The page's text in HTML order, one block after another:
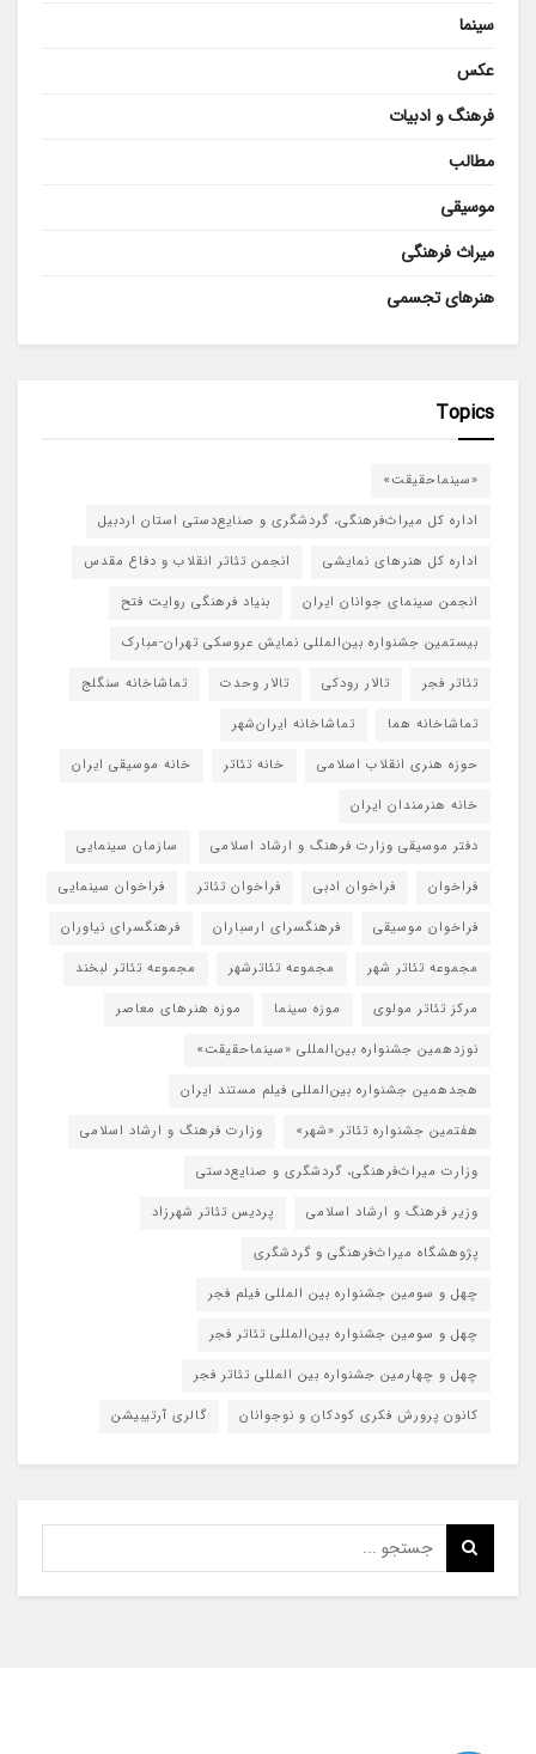
سینما
عکس
فرهنگ و ادبیات
مطالب
موسیقی
میراث فرهنگی
هنرهای تجسمی
Topics
«سینماحقیقت»
اداره کل میراث‌فرهنگی، گردشگری و صنایع‌دستی استان اردبیل
اداره کل هنرهای نمایشی
انجمن تئاتر انقلاب و دفاع مقدس
انجمن سینمای جوانان ایران
بنیاد فرهنگی روایت فتح
بیستمین جشنواره بین‌المللی نمایش عروسکی تهران-مبارک
تئاتر فجر
تالار رودکی تالار وحدت
تماشاخانه سنگلج
تماشاخانه هما
تماشاخانه‌ ایران‌شهر
حوزه هنری انقلاب اسلامی
خانه تئاتر
خانه موسیقی ایران
خانه هنرمندان ایران
دفتر موسیقی وزارت فرهنگ و ارشاد اسلامی
سازمان سینمایی
فراخوان
فراخوان ادبی فراخوان تئاتر
فراخوان سینمایی
فراخوان موسیقی
فرهنگسرای ارسباران
فرهنگسرای نیاوران
مجموعه تئاتر شهر
مجموعه تئاترشهر
مجموعه تئاتر لبخند
مرکز تئاتر مولوی
موزه سینما
موزه هنرهای معاصر
نوزدهمین جشنواره بین‌المللی «سینماحقیقت»
هجدهمین جشنواره بین‌المللی فیلم مستند ایران
هفتمین جشنواره تئاتر «شهر»
وزارت فرهنگ و ارشاد اسلامی
وزارت میراث‌فرهنگی، گردشگری و صنایع‌دستی
وزیر فرهنگ و ارشاد اسلامی
پردیس تئاتر شهرزاد
پژوهشگاه میراث‌فرهنگی و گردشگری
چهل و سومین جشنواره بین المللی فیلم فجر
چهل و سومین جشنواره بین‌المللی تئاتر فجر
چهل و چهارمین جشنواره بین المللی تئاتر فجر
کانون پرورش فکری کودکان و نوجوانان
گالری آرتیبیشن